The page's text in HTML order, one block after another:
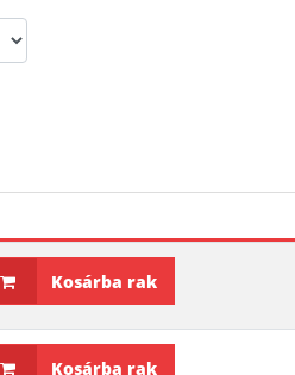
Kosárba rak
Kosárba rak